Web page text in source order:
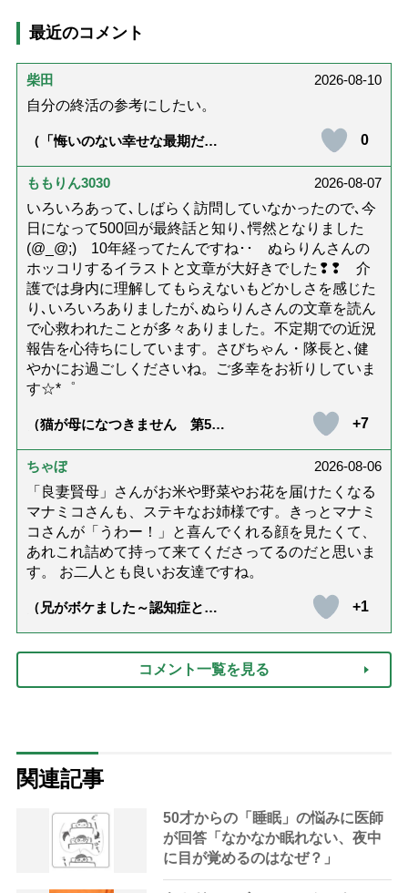
最近のコメント
柴田
2026-08-10
自分の終活の参考にしたい。
（「悔いのない幸せな最期だっ
り返る母の在宅介護と看取り｜
幸せな在宅死のために医師が教
0
ももりん3030
2026-08-07
いろいろあって､しばらく訪問していなかったので､今
日になって500回が最終話と知り､愕然となりました
(@_@;) 10年経ってたんですね･･ ぬらりんさんの
ホッコリするイラストと文章が大好きでした❢❢ 介
護では身内に理解してもらえないもどかしさを感じた
り､いろいろありましたが､ぬらりんさんの文章を読ん
で心救われたことが多々ありました。不定期での近況
報告を心待ちにしています。さびちゃん・隊長と､健
やかにお過ごしくださいね。ご多幸をお祈りしていま
す☆*゜
（猫が母になつきません 第500
+7
ちゃぼ
2026-08-06
「良妻賢母」さんがお米や野菜やお花を届けたくなる
マナミコさんも、ステキなお姉様です。きっとマナミ
コさんが「うわー！」と喜んでくれる顔を見たくて、
あれこれ詰めて持って来てくださってるのだと思いま
す。 お二人とも良いお友達ですね。
（兄がボケました～認知症と介
達』が届きました」）
+1
コメント一覧を見る
関連記事
50才からの「睡眠」の悩みに医師
が回答「なかなか眠れない、夜中
に目が覚めるのはなぜ？」